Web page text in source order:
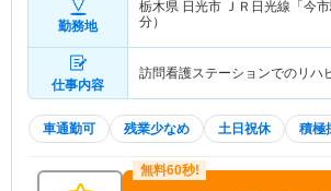
勤務地
栃木県 日光市 ＪＲ日光線「今
分）
仕事内容
訪問看護ステーションでのリハ
車通勤可 残業少なめ 土日祝休 積極